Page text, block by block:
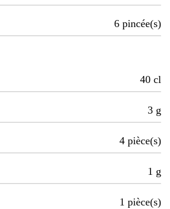
6 pincée(s)
40 cl
3 g
4 pièce(s)
1 g
1 pièce(s)